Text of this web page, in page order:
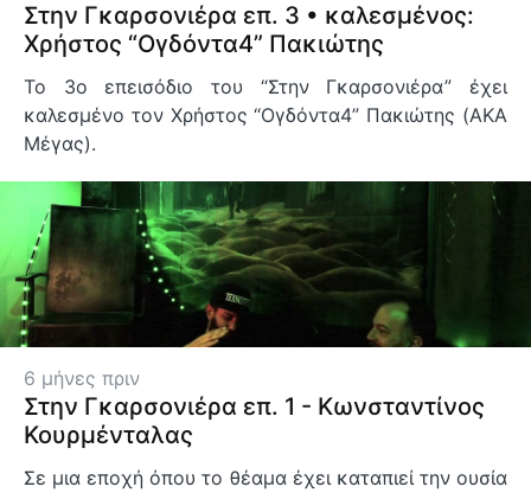
Στην Γκαρσονιέρα επ. 3 • καλεσμένος:
Χρήστος “Ογδόντα4” Πακιώτης
Το 3ο επεισόδιο του “Στην Γκαρσονιέρα” έχει
καλεσμένο τον Χρήστος “Ογδόντα4” Πακιώτης (AKA
Mέγας).
6 μήνες πριν
Στην Γκαρσονιέρα επ. 1 - Κωνσταντίνος
Κουρμένταλας
Σε μια εποχή όπου το θέαμα έχει καταπιεί την ουσία